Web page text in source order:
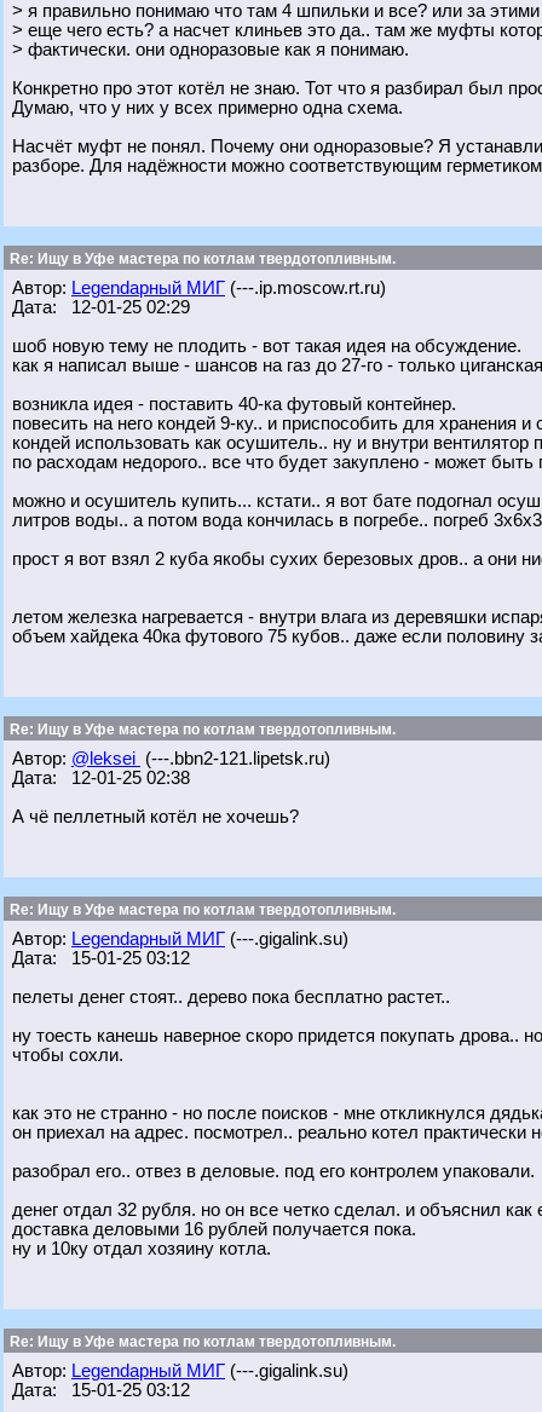
> я правильно понимаю что там 4 шпильки и все? или за
> еще чего есть? а насчет клиньев это да.. там же муфты
> фактически. они одноразовые как я понимаю.
Конкретно про этот котёл не знаю. Тот что я разбирал был
Думаю, что у них у всех примерно одна схема.
Насчёт муфт не понял. Почему они одноразовые? Я
разборе. Для надёжности можно соответствующим
Re: Ищу в Уфе мастера по котлам твердотопливным.
Автор: Legendарный МИГ (---.ip.moscow.rt.ru)
Дата: 12-01-25 02:29
шоб новую тему не плодить - вот такая идея на обсуждение.
как я написал выше - шансов на газ до 27-го - только
возникла идея - поставить 40-ка футовый контейнер.
повесить на него кондей 9-ку.. и приспособить для хранения и
кондей использовать как осушитель.. ну и внутри вентилятор
по расходам недорого.. все что будет закуплено - может быть
можно и осушитель купить... кстати.. я вот бате подогнал
литров воды.. а потом вода кончилась в погребе.. погреб
прост я вот взял 2 куба якобы сухих березовых дров.. а они
летом железка нагревается - внутри влага из деревяшки
объем хайдека 40ка футового 75 кубов.. даже если половину
Re: Ищу в Уфе мастера по котлам твердотопливным.
Автор: @leksei (---.bbn2-121.lipetsk.ru)
Дата: 12-01-25 02:38
А чё пеллетный котёл не хочешь?
Re: Ищу в Уфе мастера по котлам твердотопливным.
Автор: Legendарный МИГ (---.gigalink.su)
Дата: 15-01-25 03:12
пелеты денег стоят.. дерево пока бесплатно растет..
ну тоесть канешь наверное скоро придется покупать дрова..
чтобы сохли.
как это не странно - но после поисков - мне откликнулся
он приехал на адрес. посмотрел.. реально котел практически
разобрал его.. отвез в деловые. под его контролем упаковали.
денег отдал 32 рубля. но он все четко сделал. и объяснил как
доставка деловыми 16 рублей получается пока.
ну и 10ку отдал хозяину котла.
Re: Ищу в Уфе мастера по котлам твердотопливным.
Автор: Legendарный МИГ (---.gigalink.su)
Дата: 15-01-25 03:12